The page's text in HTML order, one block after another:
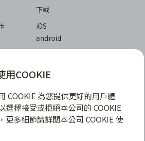
下載
iOS
android
，理性理財最安心
融沒有代辦公司及代辦業務，也未與代辦
您提供實體銀行提款卡或實體信用卡，請提
用COOKIE
COOKIE 為您提供更好的用戶體
選擇接受或拒絕本公司的 COOKIE
更多細節請詳閱本公司 COOKIE 使